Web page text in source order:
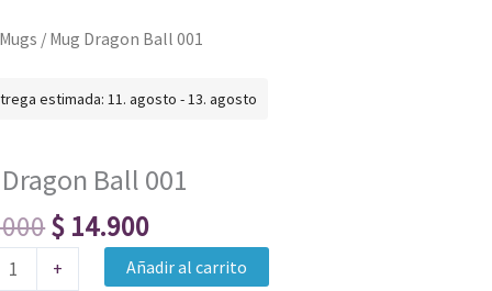
Mugs / Mug Dragon Ball 001
estimada: 11. agosto - 13. agosto
Ball 001
El
original
$ 20.000.
$ 14.900
El
actual
+ Añadir al carrito